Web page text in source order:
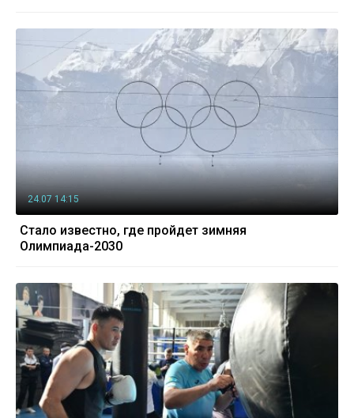
24.07 14:15
Стало известно, где пройдет зимняя
Олимпиада-2030